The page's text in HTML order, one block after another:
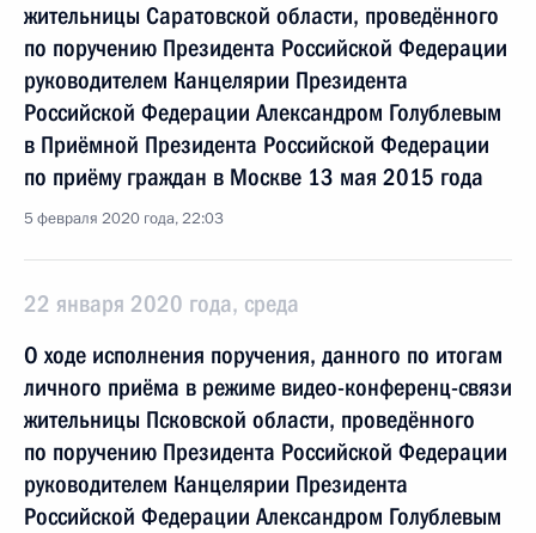
жительницы Саратовской области, проведённого
по поручению Президента Российской Федерации
руководителем Канцелярии Президента
Российской Федерации Александром Голублевым
в Приёмной Президента Российской Федерации
по приёму граждан в Москве 13 мая 2015 года
5 февраля 2020 года, 22:03
22 января 2020 года, среда
О ходе исполнения поручения, данного по итогам
личного приёма в режиме видео-конференц-связи
жительницы Псковской области, проведённого
по поручению Президента Российской Федерации
руководителем Канцелярии Президента
Российской Федерации Александром Голублевым